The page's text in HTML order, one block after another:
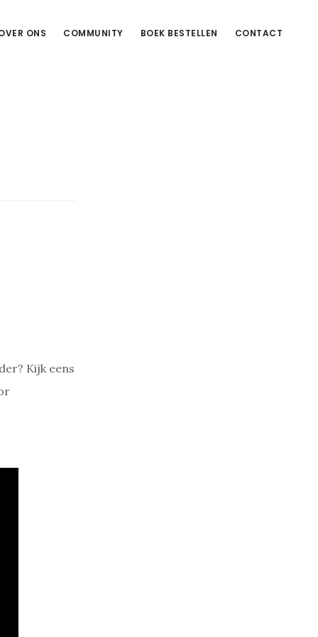
ONS COMMUNITY BOEK BESTELLEN CONTACT
Kijk eens